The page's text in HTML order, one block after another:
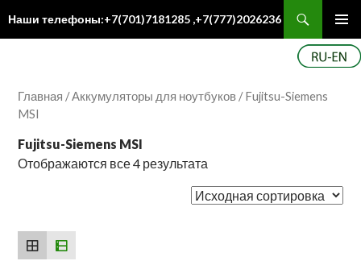
Наши телефоны:+7(701)7181285 ,+7(777)2026236
Главная /Аккумуляторы для ноутбуков / Fujitsu-Siemens
MSI
Fujitsu-Siemens MSI
Отображаются все 4 результата